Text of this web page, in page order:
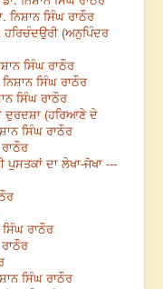
ਨਿਸ਼ਾਨ ਸਿੰਘ ਰਾਠੌਰ
ਹਰਿਚੰਦਉਰੀ (ਅਨੁਪਿੰਦਰ
ਸਿੰਘ ਰਾਠੌਰ
ਸਿੰਘ ਰਾਠੌਰ
ਸਿੰਘ ਰਾਠੌਰ
ਦੁਰਦਸ਼ਾ (ਹਰਿਆਣੇ ਦੇ
ਸਿੰਘ ਰਾਠੌਰ
ਦਾ ਲੇਖਾ-ਜੋਖਾ ---
ਰਾਠੌਰ
ਸਿੰਘ ਰਾਠੌਰ